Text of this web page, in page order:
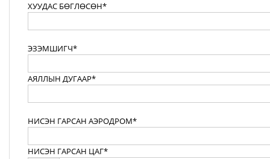
ХУУДАС БӨГЛӨСӨН*
ЭЗЭМШИГЧ*
АЯЛЛЫН ДУГААР*
НИСЭН ГАРСАН АЭРОДРОМ*
НИСЭН ГАРСАН ЦАГ*